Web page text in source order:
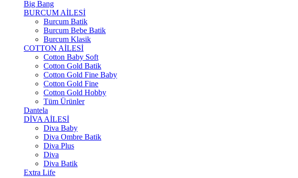
Big Bang
BURCUM AİLESİ
Burcum Batik
Burcum Bebe Batik
Burcum Klasik
COTTON AİLESİ
Cotton Baby Soft
Cotton Gold Batik
Cotton Gold Fine Baby
Cotton Gold Fine
Cotton Gold Hobby
Tüm Ürünler
Dantela
DİVA AİLESİ
Diva Baby
Diva Ombre Batik
Diva Plus
Diva
Diva Batik
Extra Life